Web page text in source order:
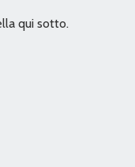
qui sotto.